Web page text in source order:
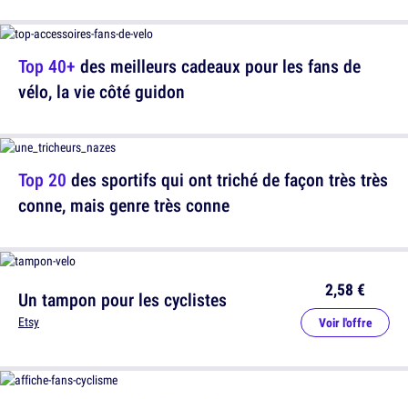
Top 20 des sportifs qui ont triché de façon très très
conne, mais genre très conne
Top 40+ des meilleurs cadeaux pour les fans de
vélo, la vie côté guidon
Un tampon pour les cyclistes
Etsy
2,58 €
Voir l'offre